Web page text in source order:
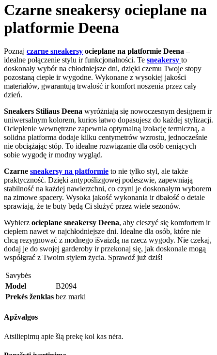
Czarne sneakersy ocieplane na
platformie Deena
Poznaj czarne sneakersy ocieplane na platformie Deena –
idealne połączenie stylu ir funkcjonalności. Te sneakersy to
doskonały wybór na chłodniejsze dni, dzięki czemu Twoje stopy
pozostaną ciepłe ir wygodne. Wykonane z wysokiej jakości
materiałów, gwarantują trwałość ir komfort noszenia przez cały
dzień.
Sneakers Stiliaus Deena wyróżniają się nowoczesnym designem ir
uniwersalnym kolorem, kurios łatwo dopasujesz do każdej stylizacji.
Ocieplenie wewnętrzne zapewnia optymalną izolację termiczną, a
solidna platforma dodaje kilku centymetrów wzrostu, jednocześnie
nie obciążając stóp. To idealne rozwiązanie dla osób ceniących
sobie wygodę ir modny wygląd.
Czarne sneakersy na platformie to nie tylko styl, ale także
praktyczność. Dzięki antypoślizgowej podeszwie, zapewniają
stabilność na każdej nawierzchni, co czyni je doskonałym wyborem
na zimowe spacery. Wysoka jakość wykonania ir dbałość o detale
sprawiają, że te buty będą Ci służyć przez wiele sezonów.
Wybierz ocieplane sneakersy Deena, aby cieszyć się komfortem ir
ciepłem nawet w najchłodniejsze dni. Idealne dla osób, które nie
chcą rezygnować z modnego išvaizdą na rzecz wygody. Nie czekaj,
dodaj je do swojej garderoby ir przekonaj się, jak doskonale mogą
współgrać z Twoim stylem życia. Sprawdź już dziś!
Savybės
Model
B2094
Prekės ženklas bez marki
Apžvalgos
Atsiliepimų apie šią prekę kol kas nėra.